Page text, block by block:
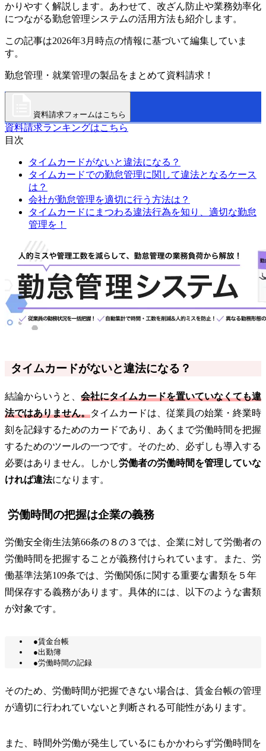
かりやすく解説します。あわせて、改ざん防止や業務効率化
につながる勤怠管理システムの活用方法も紹介します。
この記事は2026年3月時点の情報に基づいて編集していま
す。
勤怠管理・就業管理の製品をまとめて資料請求！
資料請求フォームはこちら
資料請求ランキングはこちら
目次
タイムカードがないと違法になる？
タイムカードでの勤怠管理に関して違法となるケース
は？
会社が勤怠管理を適切に行う方法は？
タイムカードにまつわる違法行為を知り、適切な勤怠
管理を！
タイムカードがないと違法になる？
結論からいうと、 会社にタイムカードを置いていなくても違
法ではありません。タイムカードは、従業員の始業・終業時
刻を記録するためのカードであり、あくまで労働時間を把握
するためのツールの一つです。そのため、必ずしも導入する
必要はありません。しかし労働者の労働時間を管理していな
ければ違法になります。
労働時間の把握は企業の義務
労働安全衛生法第66条の８の３では、企業に対して労働者の
労働時間を把握することが義務付けられています。また、労
働基準法第109条では、労働関係に関する重要な書類を５年
間保存する義務があります。具体的には、以下のような書類
が対象です。
●賃金台帳
●出勤簿
●労働時間の記録
そのため、労働時間が把握できない場合は、賃金台帳の管理
が適切に行われていないと判断される可能性があります。
また、時間外労働が発生しているにもかかわらず労働時間を